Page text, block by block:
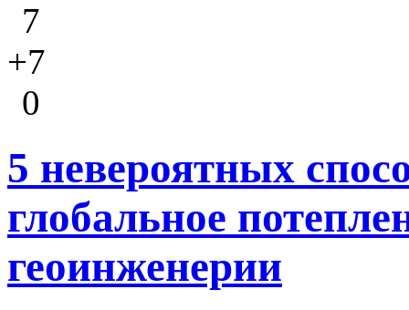
7
+7
0
5 невероятных
глобальное
геоинженерии